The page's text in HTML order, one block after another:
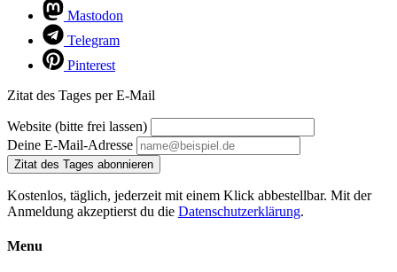
Mastodon
Telegram
Pinterest
Zitat des Tages per E-Mail
Website (bitte frei lassen)
Deine E-Mail-Adresse
Zitat des Tages abonnieren
Kostenlos, täglich, jederzeit mit einem Klick abbestellbar. Mit der
Anmeldung akzeptierst du die Datenschutzerklärung.
Menu